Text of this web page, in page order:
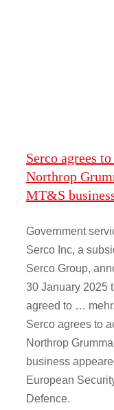
Serco agrees
Northrop
MT&S
Government
Serco Inc, a
Serco Group,
30 January 2025
agreed to …
Serco agrees to
Northrop
business
European
Defence.